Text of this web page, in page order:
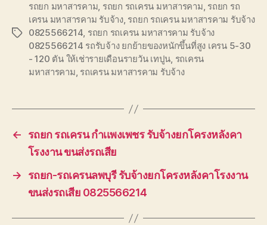
Tags
รถยก มหาสารคาม, รถยก รถเครน มหาสารคาม, รถยก รถ
เครน มหาสารคาม รับจ้าง, รถยก รถเครน มหาสารคาม รับจ้าง
0825566214, รถยก รถเครน มหาสารคาม รับจ้าง
0825566214 รถรับจ้าง ยกย้ายของหนักขึ้นที่สูง เครน 5-30
- 120 ตัน ให้เช่ารายเดือนรายวัน เทปูน, รถเครน
มหาสารคาม, รถเครน มหาสารคาม รับจ้าง
←
รถยก รถเครน กำเเพงเพชร รับจ้างยกโครงหลังคา
โรงงาน ขนส่งรถเสีย
→
รถยก-รถเครนลพบุรี รับจ้างยกโครงหลังคาโรงงาน
ขนส่งรถเสีย 0825566214